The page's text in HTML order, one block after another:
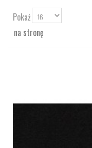
Pokaż
na stronę